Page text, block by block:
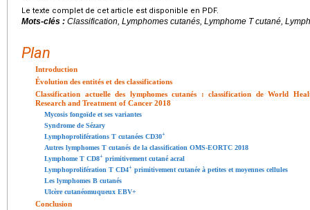
Le texte complet de cet article est disponible en PDF.
Mots-clés : Classification, Lymphomes cutanés, Lymphome T cutané,
Plan
Introduction
Évolution des entités et des classifications
Classification actuelle des lymphomes cutanés : classification de World
Research and Treatment of Cancer 2018
Mycosis fongoïde et ses variantes
Syndrome de Sézary
Lymphoproliférations T cutanées CD30+
Autres lymphomes T cutanés de la classification OMS-EORTC 2018
Lymphome T CD8+ primitivement cutané acral
Lymphoprolifération T CD4+ primitivement cutanée à petites et moyennes cellules
Les lymphomes B cutanés
Ulcère cutanéomuqueux EBV+
Conclusion